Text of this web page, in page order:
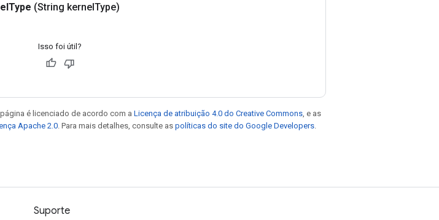
Type (String kernelType)
Isso foi útil?
é licenciado de acordo com a Licença de atribuição 4.0 do Creative Commons , e as
Apache 2.0 . Para mais detalhes, consulte as políticas do site do Google Developers
Suporte